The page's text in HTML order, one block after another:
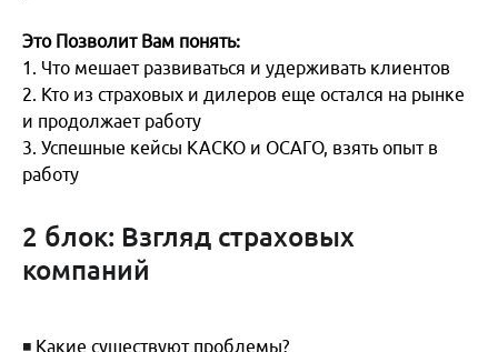
Как же видят рынок кузовного ремонта страховые
Итак, безусловно? главная проблема - это отсутствие
з/ч на рынке и отмена РРЦ некоторыми дилерами
Как же дальше выстраивать сотрудничество?
СК “МАКС” уверены надо ускорить процесс
убеждения страховых после получения ННР
Больше брать ориентир на восстановительный
ремонт! Ну и безусловно наладить поставки з/ч.
Это Позволит Вам понять:
1. Что мешает развиваться и удерживать клиентов
2. Кто из страховых и дилеров еще остался на рынке
и продолжает работу
3. Успешные кейсы КАСКО и ОСАГО, взять опыт в
работу
2 блок: Взгляд страховых
компаний
◾ Какие существуют проблемы?